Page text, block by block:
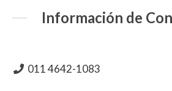
Información de
011 4642-1083